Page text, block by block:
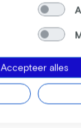
Accepteer alles